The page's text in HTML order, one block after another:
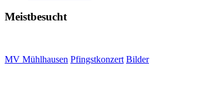
Meistbesucht
MV Mühlhausen Pfingstkonzert Bilder